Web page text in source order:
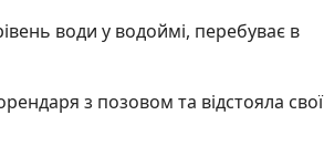
води у водоймі, перебуває в
з позовом та відстояла свої